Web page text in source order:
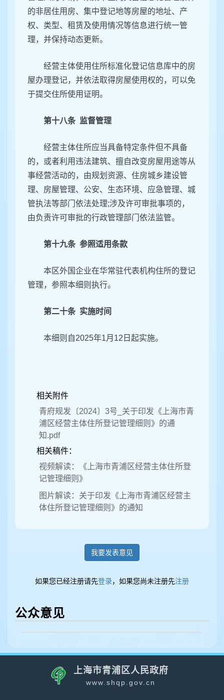
的非居住用房、集中登记地等房屋的地址、产
权、类型、租赁及使用情况等信息进行统一管
理，并保持动态更新。
经营主体使用住所标准化登记信息库中的房
屋办理登记，并依法取得房屋使用权的，可以免
于提交住所使用证明。
第十八条 监督管理
经营主体住所应当具备特定条件但不具备
的，或者利用违法建筑、擅自改变房屋用途等从
事经营活动的，由规划资源、住房城乡建设管
理、房屋管理、公安、生态环境、应急管理、城
管执法等部门依法处理;涉及许可审批事项的，
由负责许可审批的行政管理部门依法监管。
第十九条 参照适用条款
本区外国企业在华常驻代表机构住所的登记
管理，参照本细则执行。
第二十条 实施时间
本细则自2025年1月12日起实施。
相关附件
青府规发〔2024〕3号_关于印发《上海市青
浦区经营主体住所登记管理细则》的通
知.pdf
相关稿件：
视频解读：《上海市青浦区经营主体住所登
记管理细则》
图片解读：关于印发《上海市青浦区经营主
体住所登记管理细则》的通知
我要发表意见
如果您已经注册请先登录，如果您尚未注册先注册
公众意见
上海市青浦区人民政府
www.shqp.gov.cn